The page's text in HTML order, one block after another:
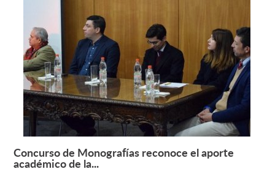
Leer más +
Concurso de Monografías reconoce el aporte
académico de la...